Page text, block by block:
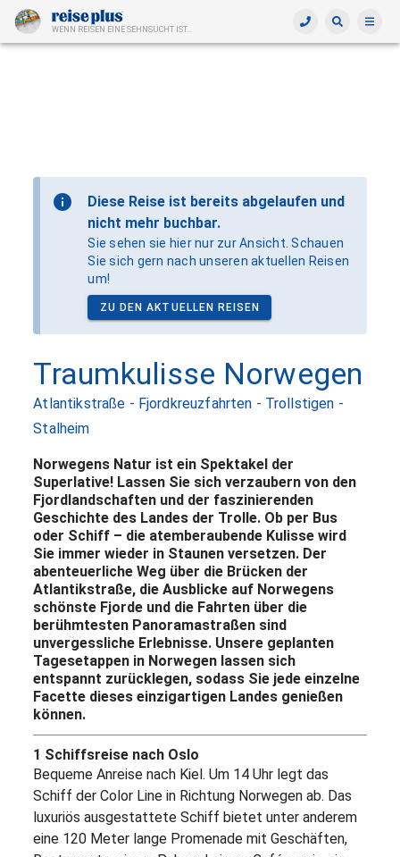
WENN REISEN EINE SEHNSUCHT IST...
Diese Reise ist bereits abgelaufen und
nicht mehr buchbar.
Sie sehen sie hier nur zur Ansicht. Schauen
Sie sich gern nach unseren aktuellen Reisen
um!
ZU DEN AKTUELLEN REISEN
Traumkulisse Norwegen
Atlantikstraße - Fjordkreuzfahrten - Trollstigen -
Stalheim
Norwegens Natur ist ein Spektakel der
Superlative! Lassen Sie sich verzaubern von den
Fjordlandschaften und der faszinierenden
Geschichte des Landes der Trolle. Ob per Bus
oder Schiff – die atemberaubende Kulisse wird
Sie immer wieder in Staunen versetzen. Der
abenteuerliche Weg über die Brücken der
Atlantikstraße, die Ausblicke auf Norwegens
schönste Fjorde und die Fahrten über die
berühmtesten Panoramastraßen sind
unvergessliche Erlebnisse. Unsere geplanten
Tagesetappen in Norwegen lassen sich
entspannt zurücklegen, sodass Sie jede einzelne
Facette dieses einzigartigen Landes genießen
können.
1 Schiffsreise nach Oslo
Bequeme Anreise nach Kiel. Um 14 Uhr legt das
Schiff der Color Line in Richtung Norwegen ab. Das
luxuriös ausgestattete Schiff bietet unter anderem
eine 120 Meter lange Promenade mit Geschäften,